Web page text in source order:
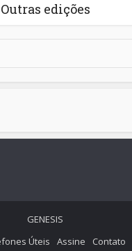
Outras edições
GENESIS
Úteis Assine Contato